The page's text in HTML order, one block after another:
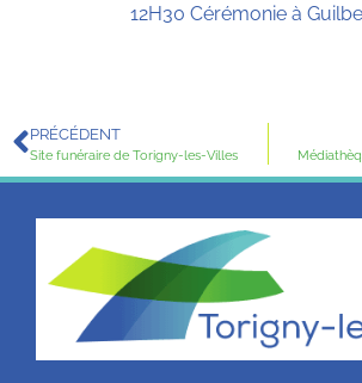
12H30 Cérémonie à
PRÉCÉDENT
Site funéraire de Torigny-les-Villes